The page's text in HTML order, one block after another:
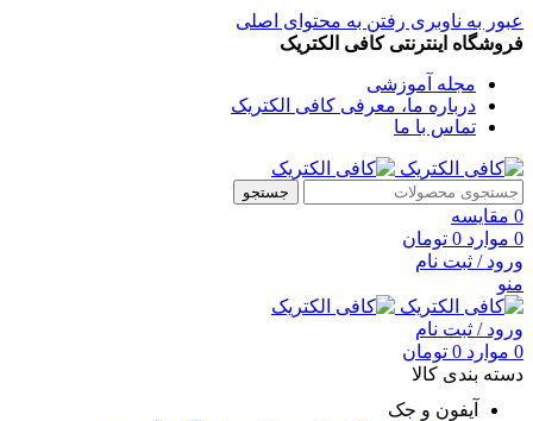
عبور به ناوبری رفتن به محتوای اصلی
فروشگاه اینترنتی کافی الکتریک
مجله آموزشی
درباره ما، معرفی کافی الکتریک
تماس با ما
جستجو
0 مقایسه
0 موارد 0 تومان
ورود / ثبت نام
منو
ورود / ثبت نام
0 موارد 0 تومان
دسته بندی کالا
آیفون و جک